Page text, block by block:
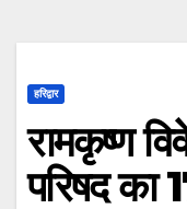
हरिद्वार
रामकृष्ण
परिषद का